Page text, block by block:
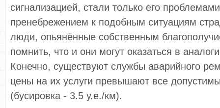
сигнализацией, стали только его
пренебрежением к подобным ситуациям
люди, опьянённые собственным
помнить, что и они могут оказаться в
Конечно, существуют службы аварийного
цены на их услуги превышают все
(бусировка - 3.5 у.е./км).